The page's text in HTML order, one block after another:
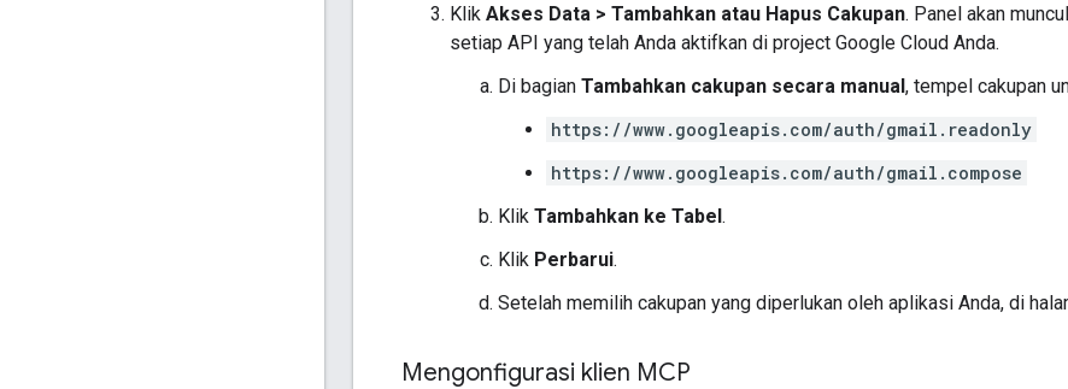
Klik Akses Data > Tambahkan atau Hapus Cakupan. Panel akan
setiap API yang telah Anda aktifkan di project Google Cloud Anda.
Di bagian Tambahkan cakupan secara manual, tempel cakupan
https://www.googleapis.com/auth/gmail.readonly
https://www.googleapis.com/auth/gmail.compose
Klik Tambahkan ke Tabel.
Klik Perbarui.
Setelah memilih cakupan yang diperlukan oleh aplikasi Anda, di
Mengonfigurasi klien MCP